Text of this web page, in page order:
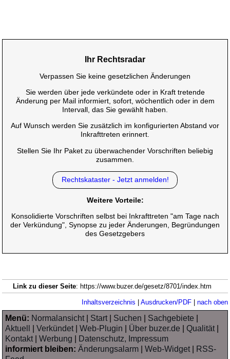
Ihr Rechtsradar
Verpassen Sie keine gesetzlichen Änderungen
Sie werden über jede verkündete oder in Kraft tretende
Änderung per Mail informiert, sofort, wöchentlich oder in dem
Intervall, das Sie gewählt haben.
Auf Wunsch werden Sie zusätzlich im konfigurierten Abstand vor
Inkrafttreten erinnert.
Stellen Sie Ihr Paket zu überwachender Vorschriften beliebig
zusammen.
Rechtskataster - Jetzt anmelden!
Weitere Vorteile:
Konsolidierte Vorschriften selbst bei Inkrafttreten "am Tage nach
der Verkündung", Synopse zu jeder Änderungen, Begründungen
des Gesetzgebers
Link zu dieser Seite: https://www.buzer.de/gesetz/8701/index.htm
Inhaltsverzeichnis Ausdrucken/PDF| nach oben
Menü: Normalansicht| Start| Suchen Sachgebiete
Aktuell
|Verkündet|Web-Plugin Über buzer.de |Qualität|
Kontakt|Werbung
Datenschutz, Impressum
informiert bleiben: Änderungsalarm |Web-Widget|
RSS-